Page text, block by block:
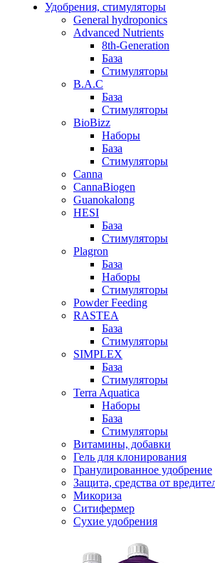
Удобрения, стимуляторы
General hydroponics
Advanced Nutrients
8th-Generation
База
Стимуляторы
B.A.C
База
Стимуляторы
BioBizz
Наборы
База
Стимуляторы
Canna
CannaBiogen
Guanokalong
HESI
База
Стимуляторы
Plagron
База
Наборы
Стимуляторы
Powder Feeding
RASTEA
База
Стимуляторы
SIMPLEX
База
Стимуляторы
Terra Aquatica
Наборы
База
Стимуляторы
Витамины, добавки
Гель для клонирования
Гранулированное удобрение
Защита, средства от
Микориза
Ситифермер
Сухие удобрения